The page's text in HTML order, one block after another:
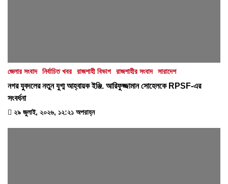
জেলার সংবাদ নির্বাচিত খবর রাজশাহী বিভাগ রাজশাহীর সংবাদ সারাদেশ
নগর যুবদলের নতুন যুগ্ম আহ্বায়ক ইঞ্জি. আরিফুজ্জামান সোহেলকে RPSF-এর
সংবর্ধনা
২৯ জুলাই, ২০২৬, ১২:২১ অপরাহ্ন